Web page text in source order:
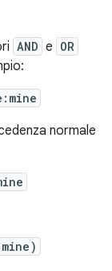
AND e OR
normale